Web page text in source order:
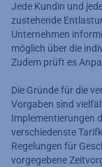
Jede Kundin und
zustehende
Unternehmen
möglich über die
Zudem prüft es
Die Gründe für die
Vorgaben sind
Implementierungen
verschiedenste
Regelungen für
vorgegebene